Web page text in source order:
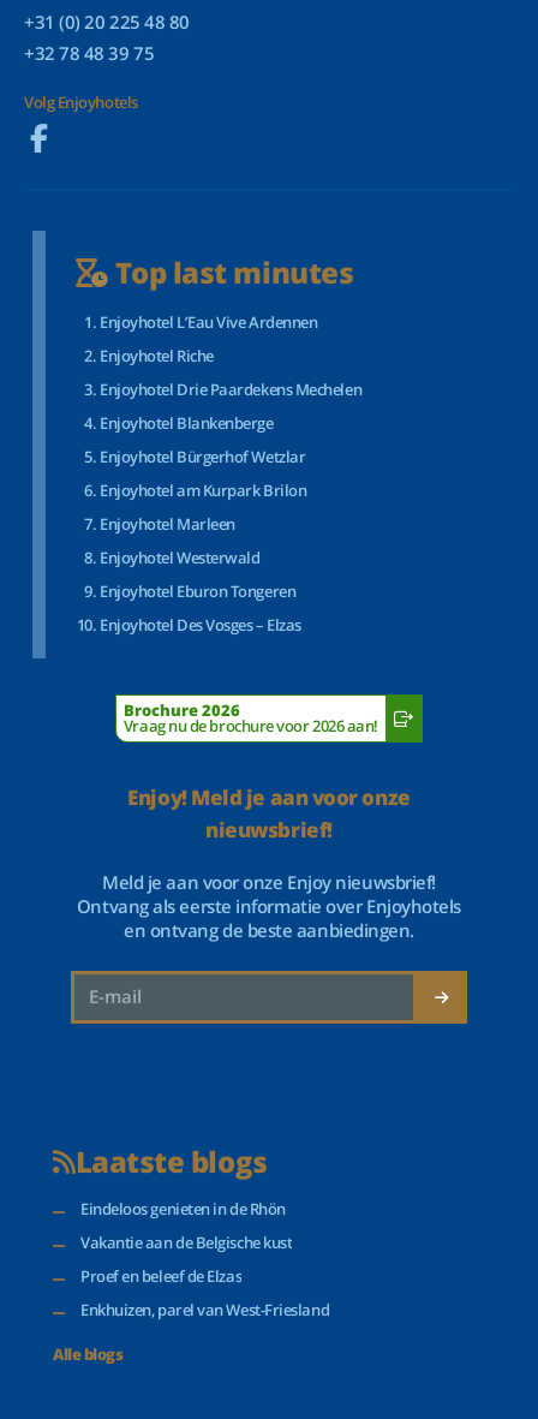
+31 (0) 20 225 48 80
+32 78 48 39 75
Volg Enjoyhotels
Top last minutes
Enjoyhotel L’Eau Vive Ardennen
Enjoyhotel Riche
Enjoyhotel Drie Paardekens Mechelen
Enjoyhotel Blankenberge
Enjoyhotel Bürgerhof Wetzlar
Enjoyhotel am Kurpark Brilon
Enjoyhotel Marleen
Enjoyhotel Westerwald
Enjoyhotel Eburon Tongeren
Enjoyhotel Des Vosges – Elzas
Brochure 2026
Vraag nu de brochure voor 2026 aan!
Enjoy! Meld je aan voor onze
nieuwsbrief!
Meld je aan voor onze Enjoy nieuwsbrief!
Ontvang als eerste informatie over Enjoyhotels
en ontvang de beste aanbiedingen.
Laatste blogs
Eindeloos genieten in de Rhön
Vakantie aan de Belgische kust
Proef en beleef de Elzas
Enkhuizen, parel van West-Friesland
Alle blogs